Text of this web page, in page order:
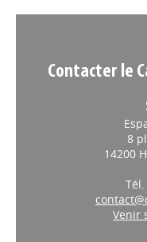
Contacter le
8
14200
Venir